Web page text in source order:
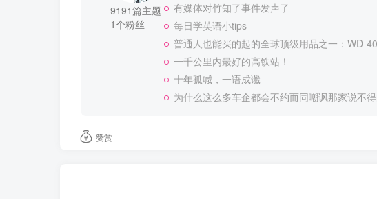
9191篇主题
1个粉丝
有媒体对竹知了事件发声了
每日学英语小tips
普通人也能买的起的全球顶级用品之一：WD-
一千公里内最好的高铁站！
十年孤喊，一语成谶
为什么这么多车企都会不约而同嘲讽那家说不
赞赏